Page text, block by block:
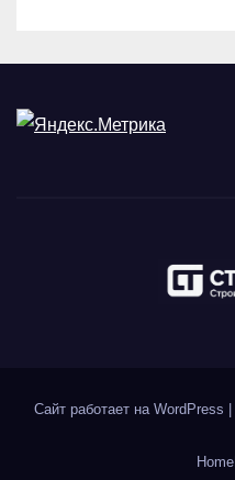
Сайт работает на WordPress
Home